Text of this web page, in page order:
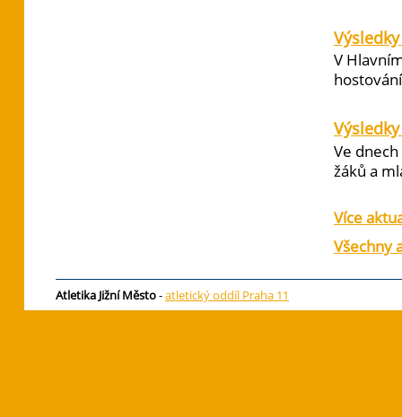
V
Ve
žáků a
Více
Všechny
Atletika Jižní Město-atletický oddíl Praha 11